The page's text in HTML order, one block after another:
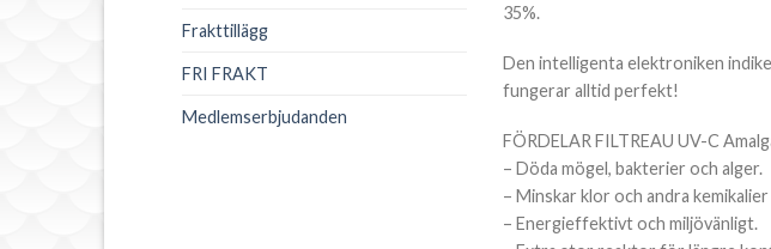
Frakttillägg
FRI FRAKT
Medlemserbjudanden
35%.
Den intelligenta elektroniken
fungerar alltid perfekt!
FÖRDELAR FILTREAU UV-C
– Döda mögel, bakterier och alger.
– Minskar klor och andra
– Energieffektivt och miljövänligt.